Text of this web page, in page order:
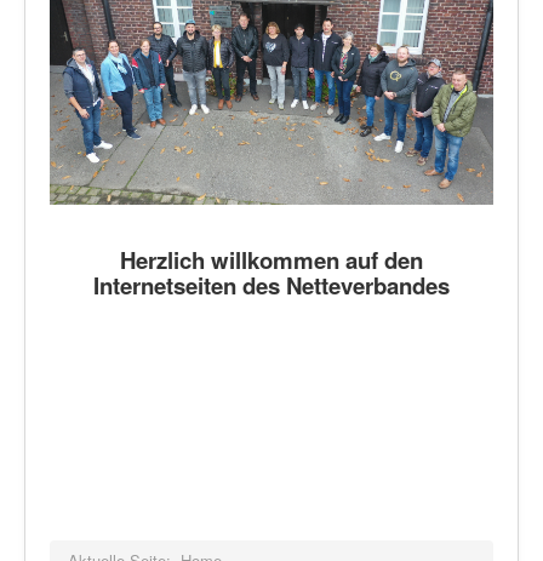
Herzlich willkommen auf den
Internetseiten des Netteverbandes